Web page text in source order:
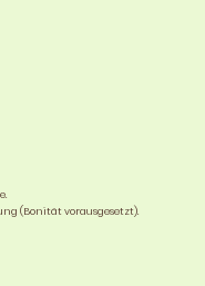
(Bonität vorausgesetzt).